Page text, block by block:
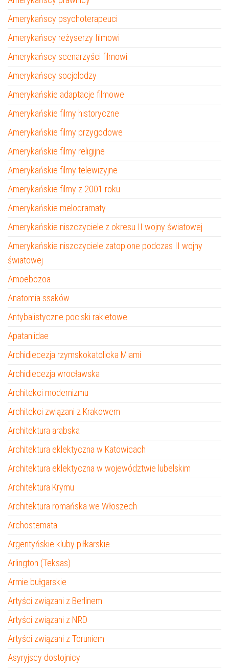
Amerykańscy psychoterapeuci
Amerykańscy reżyserzy filmowi
Amerykańscy scenarzyści filmowi
Amerykańscy socjolodzy
Amerykańskie adaptacje filmowe
Amerykańskie filmy historyczne
Amerykańskie filmy przygodowe
Amerykańskie filmy religijne
Amerykańskie filmy telewizyjne
Amerykańskie filmy z 2001 roku
Amerykańskie melodramaty
Amerykańskie niszczyciele z okresu II wojny światowej
Amerykańskie niszczyciele zatopione podczas II wojny
światowej
Amoebozoa
Anatomia ssaków
Antybalistyczne pociski rakietowe
Apataniidae
Archidiecezja rzymskokatolicka Miami
Archidiecezja wrocławska
Architekci modernizmu
Architekci związani z Krakowem
Architektura arabska
Architektura eklektyczna w Katowicach
Architektura eklektyczna w województwie lubelskim
Architektura Krymu
Architektura romańska we Włoszech
Archostemata
Argentyńskie kluby piłkarskie
Arlington (Teksas)
Armie bułgarskie
Artyści związani z Berlinem
Artyści związani z NRD
Artyści związani z Toruniem
Asyryjscy dostojnicy